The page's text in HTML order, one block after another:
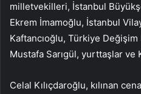
milletvekilleri, İstanbul
Ekrem İmamoğlu, İstanbul
Kaftancıoğlu, Türkiye
Mustafa Sarıgül, yurttaşlar ve
Celal Kılıçdaroğlu, kılınan